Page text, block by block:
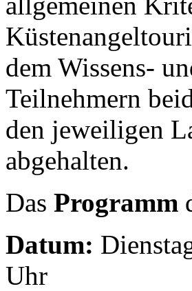
dem Wissens-
Teilnehmern
den jeweiligen
abgehalten.
Das Programm
Datum:
Uhr